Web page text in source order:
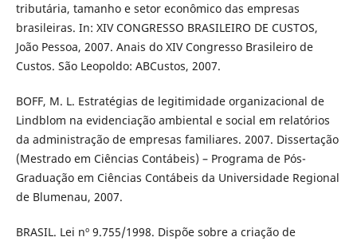
tributária, tamanho e setor econômico das empresas
brasileiras. In: XIV CONGRESSO BRASILEIRO DE CUSTOS,
João Pessoa, 2007. Anais do XIV Congresso Brasileiro de
Custos. São Leopoldo: ABCustos, 2007.
BOFF, M. L. Estratégias de legitimidade organizacional de
Lindblom na evidenciação ambiental e social em relatórios
da administração de empresas familiares. 2007. Dissertação
(Mestrado em Ciências Contábeis) – Programa de Pós-
Graduação em Ciências Contábeis da Universidade Regional
de Blumenau, 2007.
BRASIL. Lei nº 9.755/1998. Dispõe sobre a criação de